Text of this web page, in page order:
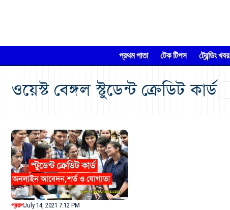
প্রথম পাতা টেক টিপস ট্রেন্ডিং খবর
ওয়েস্ট বেঙ্গল স্টুডেন্ট ক্রেডিট কার্ড
প্রকল্পJuly 14, 2021 7:12 PM